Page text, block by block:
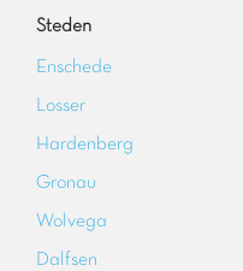
Steden
Enschede
Losser
Hardenberg
Gronau
Wolvega
Dalfsen